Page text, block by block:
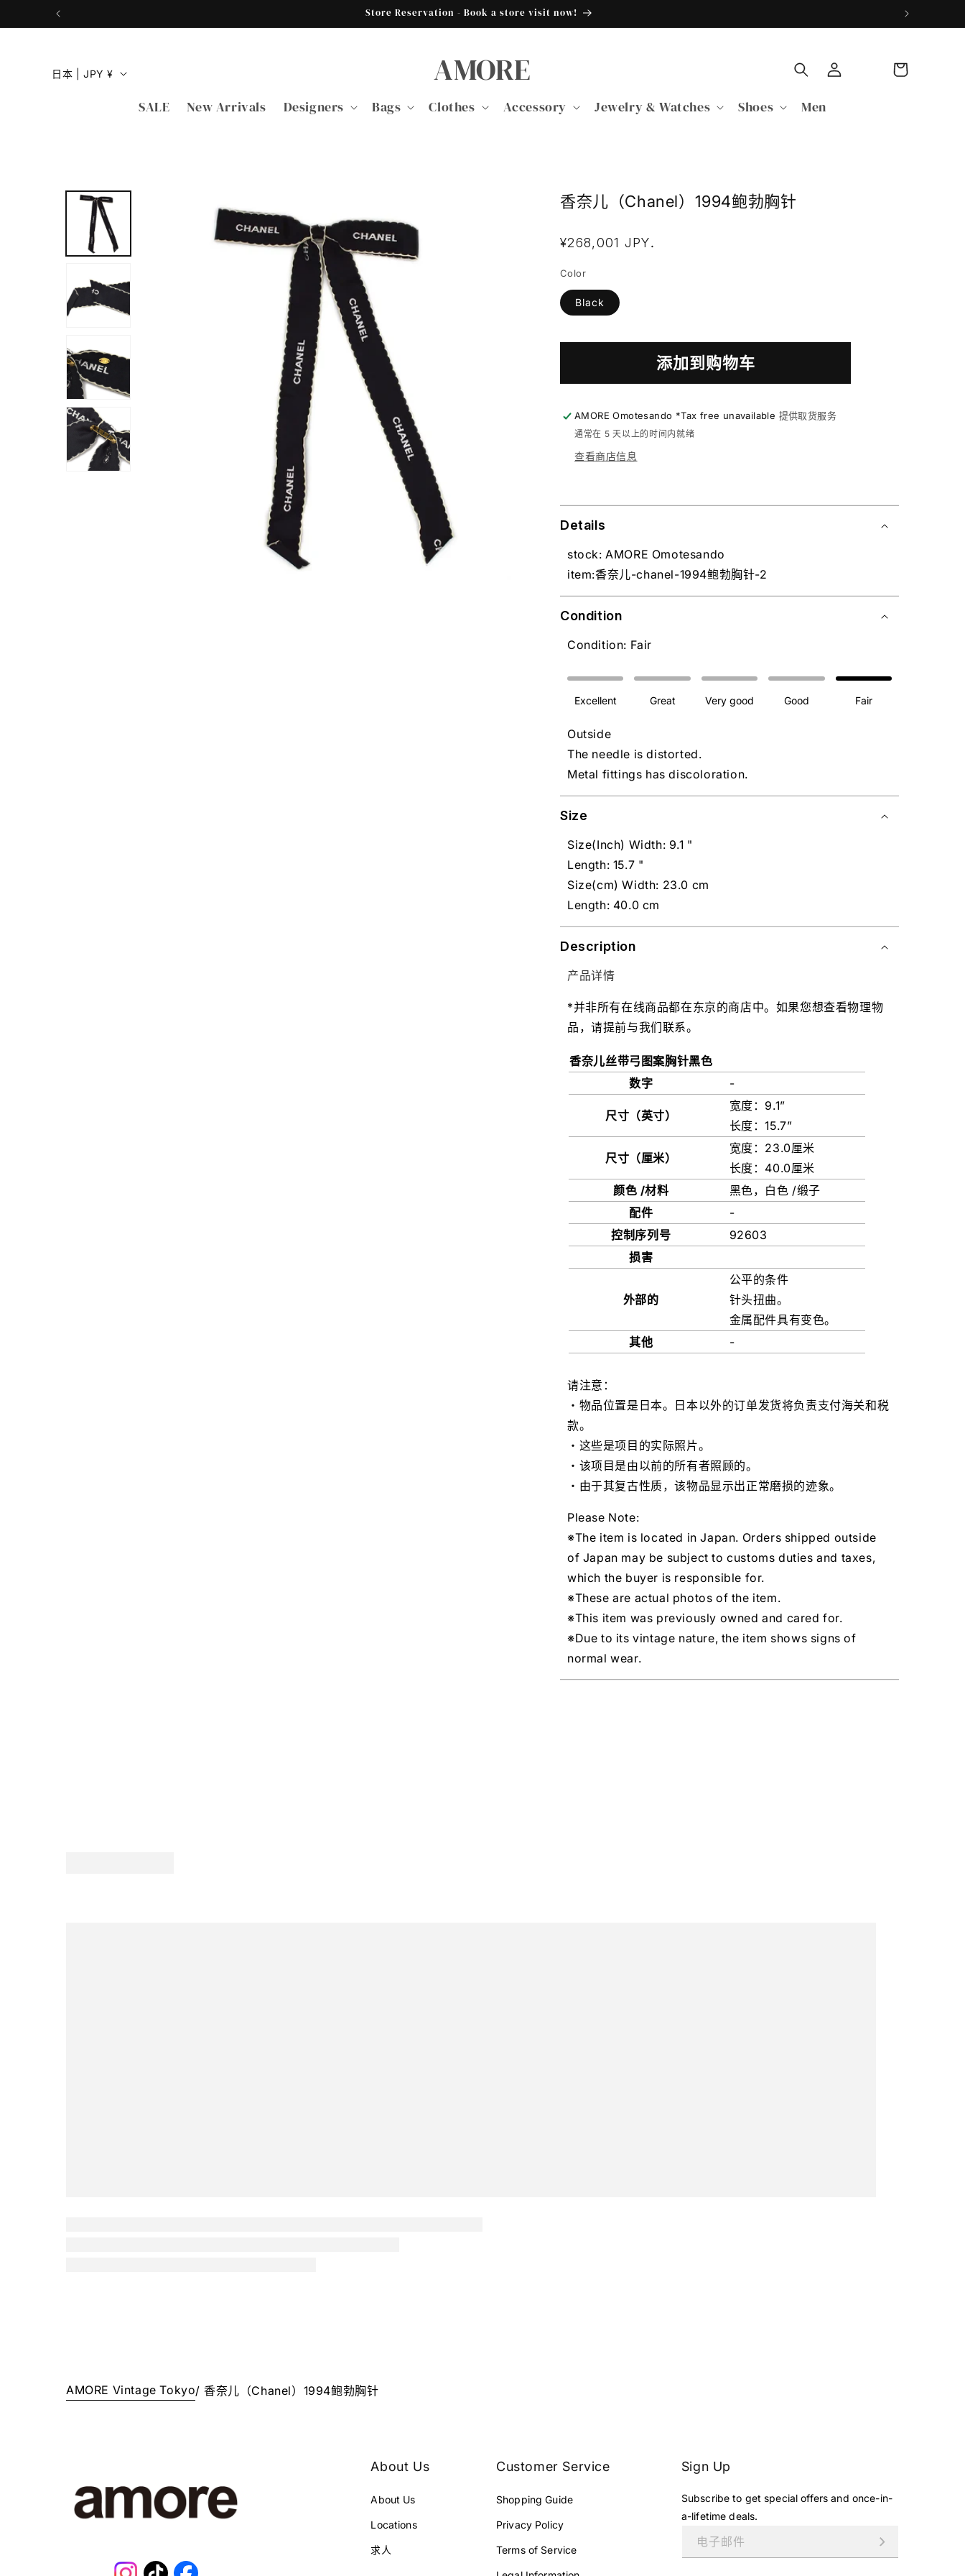
Store Reservation - Book a store visit now!
AMORE
SALE New Arrivals Designers Bags Clothes Accessory Jewelry & Watches Shoes Men
国
日本 | JPY ¥
登
录
物
香奈儿（Chanel）1994鲍勃胸针
常
价
格
¥268,001 JPY.
Color
Black
添加到购物车
AMORE Omotesando *Tax free unavailable 提供取货服务
通常在 5 天以上的时间内就绪
查看商店信息
Details
stock: AMORE Omotesando
item:香奈儿-chanel-1994鲍勃胸针-2
Condition
Condition: Fair
Excellent Great Very good Good Fair
Outside
The needle is distorted.
Metal fittings has discoloration.
Size
Size(Inch) Width: 9.1 "
Length: 15.7 "
Size(cm) Width: 23.0 cm
Length: 40.0 cm
Description
产品详情
*并非所有在线商品都在东京的商店中。如果您想查看物理物
品，请提前与我们联系。
香奈儿丝带弓图案胸针黑色
数字
-
尺寸（英寸）
宽度：9.1”
长度：15.7”
尺寸（厘米）
宽度：23.0厘米
长度：40.0厘米
颜色 /材料
黑色，白色 /缎子
配件
-
控制序列号
92603
损害
外部的
公平的条件
针头扭曲。
金属配件具有变色。
其他
-
请注意：
・物品位置是日本。日本以外的订单发货将负责支付海关和税
款。
・这些是项目的实际照片。
・该项目是由以前的所有者照顾的。
・由于其复古性质，该物品显示出正常磨损的迹象。
Please Note:
※The item is located in Japan. Orders shipped outside
of Japan may be subject to customs duties and taxes,
which the buyer is responsible for.
※These are actual photos of the item.
※This item was previously owned and cared for.
※Due to its vintage nature, the item shows signs of
normal wear.
AMORE Vintage Tokyo/ 香奈儿（Chanel）1994鲍勃胸针
About Us
About Us
Locations
求人
Customer Service
Shopping Guide
Privacy Policy
Terms of Service
Sign Up
Subscribe to get special offers and once-in-
a-lifetime deals.
电子邮件